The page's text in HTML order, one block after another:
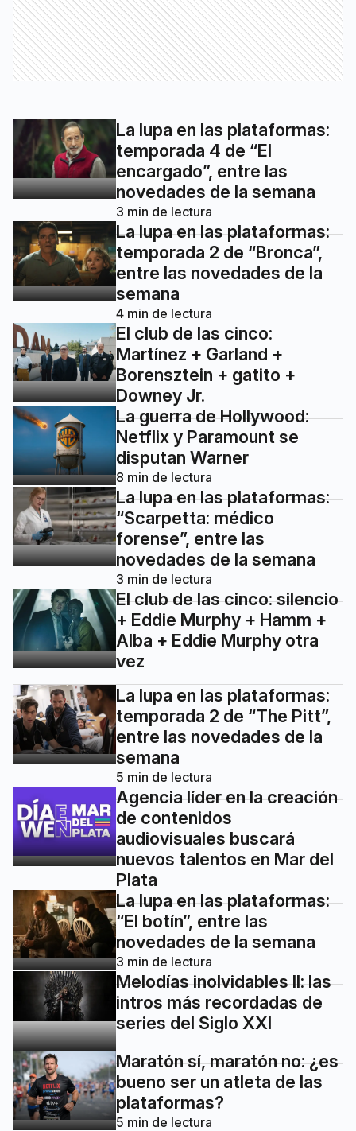
La lupa en las plataformas:
temporada 4 de “El
encargado”, entre las
novedades de la semana
3 min de lectura
La lupa en las plataformas:
temporada 2 de “Bronca”,
entre las novedades de la
semana
4 min de lectura
El club de las cinco:
Martínez + Garland +
Borensztein + gatito +
Downey Jr.
La guerra de Hollywood:
Netflix y Paramount se
disputan Warner
8 min de lectura
La lupa en las plataformas:
“Scarpetta: médico
forense”, entre las
novedades de la semana
3 min de lectura
El club de las cinco: silencio
+ Eddie Murphy + Hamm +
Alba + Eddie Murphy otra
vez
La lupa en las plataformas:
temporada 2 de “The Pitt”,
entre las novedades de la
semana
5 min de lectura
Agencia líder en la creación
de contenidos
audiovisuales buscará
nuevos talentos en Mar del
Plata
La lupa en las plataformas:
“El botín”, entre las
novedades de la semana
3 min de lectura
Melodías inolvidables II: las
intros más recordadas de
series del Siglo XXI
Maratón sí, maratón no: ¿es
bueno ser un atleta de las
plataformas?
5 min de lectura